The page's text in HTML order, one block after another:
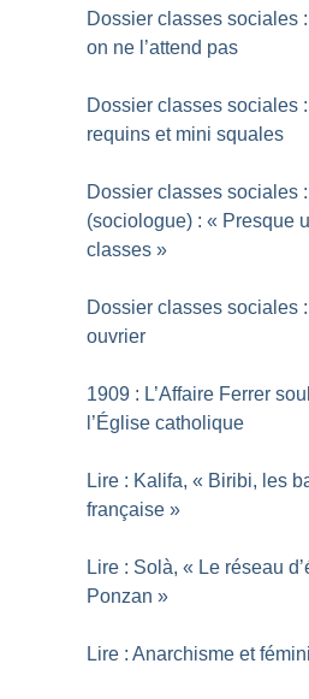
Dossier classes sociales
on ne l’attend pas
Dossier classes sociales
requins et mini squales
Dossier classes sociales
(sociologue) : « Presque
classes »
Dossier classes sociales
ouvrier
1909 : L’Affaire Ferrer
l’Église catholique
Lire : Kalifa, « Biribi, les
française »
Lire : Solà, « Le réseau
Ponzan »
Lire : Anarchisme et